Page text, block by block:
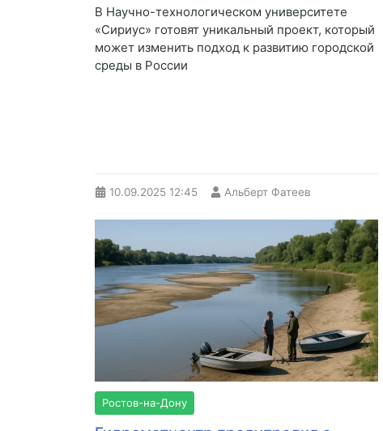
В Научно-технологическом университете
«Сириус» готовят уникальный проект, который
может изменить подход к развитию городской
среды в России
10.09.2025 12:45 Альберт Фатеев
Ростов-на-Дону